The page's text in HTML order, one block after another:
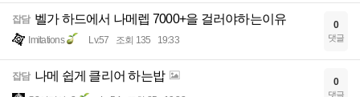
잡담 벨가 하드에서 나메렙 7000+을 걸러야하는이유
Imitations Lv.57 조회 135 19:33
0
댓글
잡담 나메 쉽게 클리어 하는밥 0
댓글